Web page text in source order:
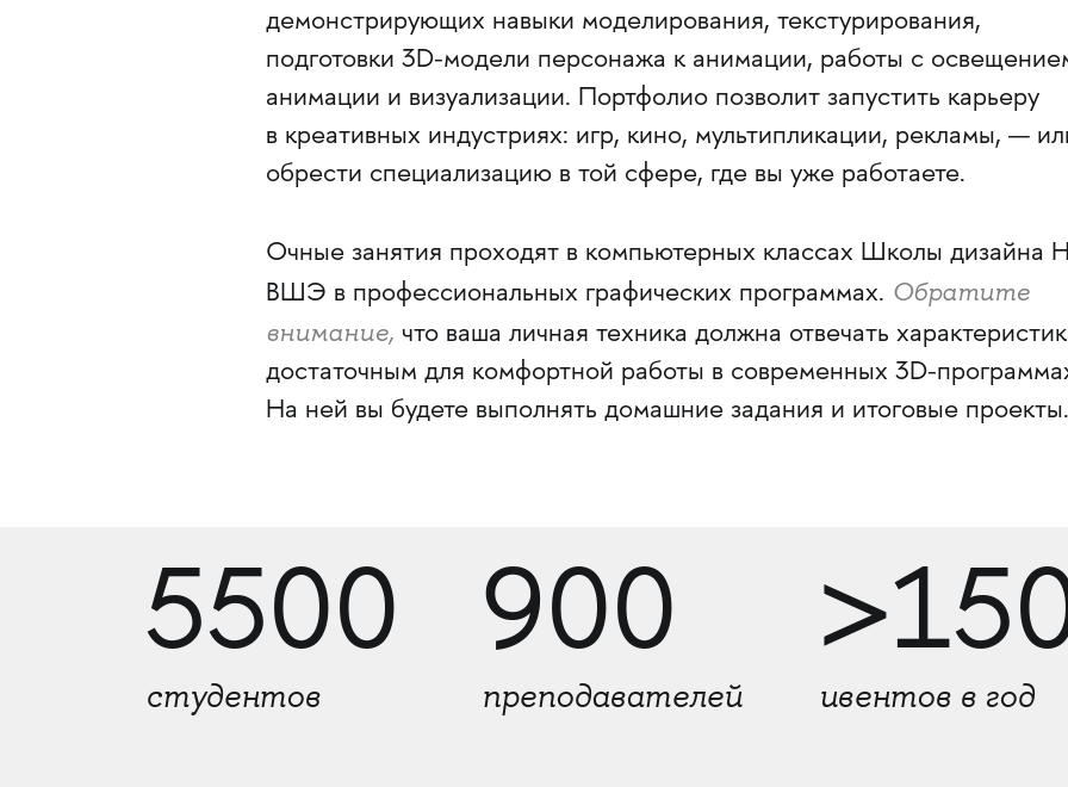
демонстрирующих навыки моделирования, текстурирования,
подготовки 3D-модели персонажа к анимации, работы с
анимации и визуализации. Портфолио позволит запустить карьеру
в креативных индустриях: игр, кино, мультипликации, рекламы, —
обрести специализацию в той сфере, где вы уже работаете.
Очные занятия проходят в компьютерных классах Школы дизайна
ВШЭ в профессиональных графических программах. Обратите
внимание, что ваша личная техника должна отвечать
достаточным для комфортной работы в современных 3D-
На ней вы будете выполнять домашние задания и итоговые проекты.
5500
студентов
900
преподавателей ивентов в год